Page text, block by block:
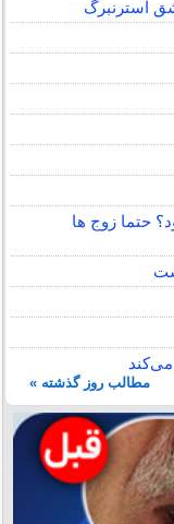
استرنبرگ
حتما زوج ها
مطالب روز گذشته »